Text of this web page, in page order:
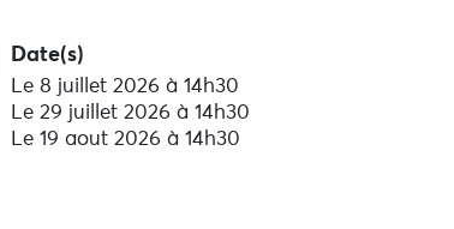
Date(s)
Le 8 juillet 2026 à 14h30
Le 29 juillet 2026 à 14h30
Le 19 aout 2026 à 14h30